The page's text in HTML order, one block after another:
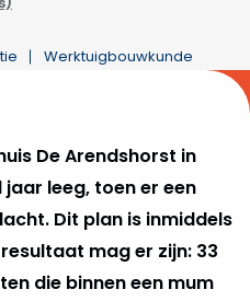
Werktuigbouwkunde
De Arendshorst in
leeg, toen er een
Dit plan is inmiddels
mag er zijn: 33
die binnen een mum